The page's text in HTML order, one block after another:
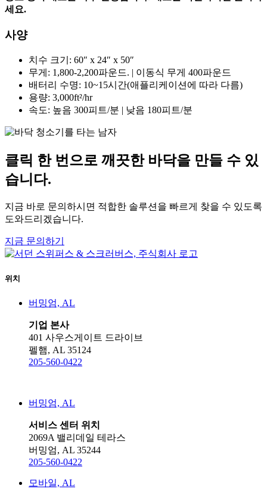
세요.
사양
치수 크기: 60″ x 24″ x 50″
무게: 1,800-2,200파운드. | 이동식 무게 400파운드
배터리 수명: 10~15시간(애플리케이션에 따라 다름)
용량: 3,000ft²/hr
속도: 높음 300피트/분 | 낮음 180피트/분
클릭 한 번으로 깨끗한 바닥을 만들 수 있
습니다.
지금 바로 문의하시면 적합한 솔루션을 빠르게 찾을 수 있도록
도와드리겠습니다.
지금 문의하기
위치
버밍엄, AL
기업 본사
401 사우스게이트 드라이브
펠햄, AL 35124
205-560-0422
버밍엄, AL
서비스 센터 위치
2069A 밸리데일 테라스
버밍엄, AL 35244
205-560-0422
모바일, AL